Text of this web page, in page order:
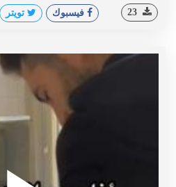
فيسبوك تويتر